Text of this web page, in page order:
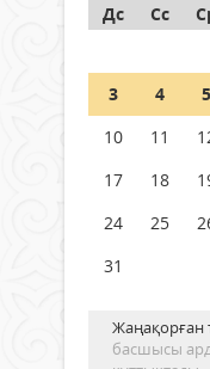
05 тамыз
Шетелде
Дс
Сс
3
4 5
10
11
17
18
24
25
31
басшысы